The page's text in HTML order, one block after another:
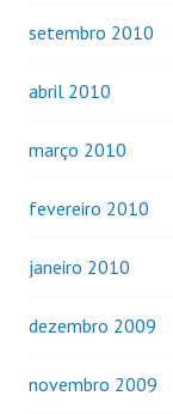
setembro 2010
abril 2010
março 2010
fevereiro 2010
janeiro 2010
dezembro 2009
novembro 2009